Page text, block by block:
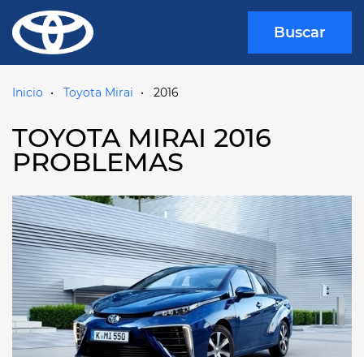
Buscar
Inicio Toyota Mirai 2016
TOYOTA MIRAI 2016
PROBLEMAS